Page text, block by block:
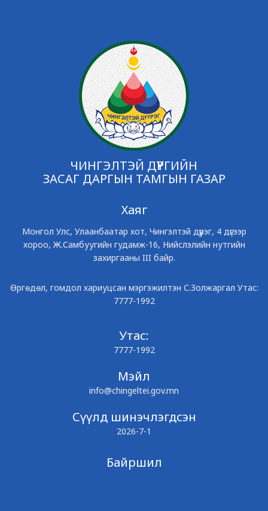
ЧИНГЭЛТЭЙ ДҮҮРГИЙН
ЗАСАГ ДАРГЫН ТАМГЫН ГАЗАР
Хаяг
Монгол Улс, Улаанбаатар хот, Чингэлтэй дүүрэг, 4 дүгээр
хороо, Ж.Самбуугийн гудамж-16, Нийслэлийн нутгийн
захиргааны III байр.
Өргөдөл, гомдол хариуцсан мэргэжилтэн С.Золжаргал Утас:
7777-1992
Утас:
7777-1992
Мэйл
info@chingeltei.gov.mn
Сүүлд шинэчлэгдсэн
2026-7-1
Байршил